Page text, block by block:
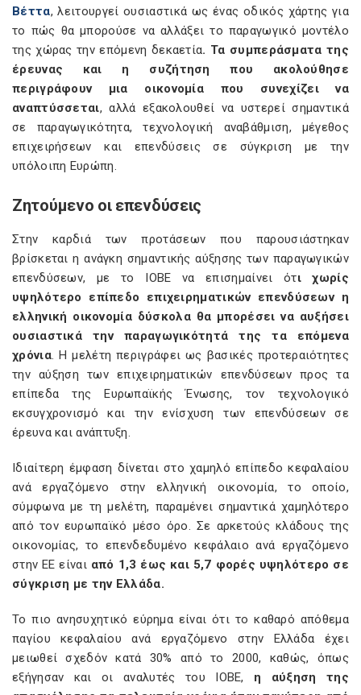
Βέττα, λειτουργεί ουσιαστικά ως ένας οδικός χάρτης για
το πώς θα μπορούσε να αλλάξει το παραγωγικό μοντέλο
της χώρας την επόμενη δεκαετία. Τα συμπεράσματα της
έρευνας και η συζήτηση που ακολούθησε
περιγράφουν μια οικονομία που συνεχίζει να
αναπτύσσεται, αλλά εξακολουθεί να υστερεί σημαντικά
σε παραγωγικότητα, τεχνολογική αναβάθμιση, μέγεθος
επιχειρήσεων και επενδύσεις σε σύγκριση με την
υπόλοιπη Ευρώπη.
Ζητούμενο οι επενδύσεις
Στην καρδιά των προτάσεων που παρουσιάστηκαν
βρίσκεται η ανάγκη σημαντικής αύξησης των παραγωγικών
επενδύσεων, με το ΙΟΒΕ να επισημαίνει ότι χωρίς
υψηλότερο επίπεδο επιχειρηματικών επενδύσεων η
ελληνική οικονομία δύσκολα θα μπορέσει να αυξήσει
ουσιαστικά την παραγωγικότητά της τα επόμενα
χρόνια. Η μελέτη περιγράφει ως βασικές προτεραιότητες
την αύξηση των επιχειρηματικών επενδύσεων προς τα
επίπεδα της Ευρωπαϊκής Ένωσης, τον τεχνολογικό
εκσυγχρονισμό και την ενίσχυση των επενδύσεων σε
έρευνα και ανάπτυξη.
Ιδιαίτερη έμφαση δίνεται στο χαμηλό επίπεδο κεφαλαίου
ανά εργαζόμενο στην ελληνική οικονομία, το οποίο,
σύμφωνα με τη μελέτη, παραμένει σημαντικά χαμηλότερο
από τον ευρωπαϊκό μέσο όρο. Σε αρκετούς κλάδους της
οικονομίας, το επενδεδυμένο κεφάλαιο ανά εργαζόμενο
στην ΕΕ είναιαπό 1,3 έως και 5,7 φορές υψηλότερο σε
σύγκριση με την Ελλάδα.
Το πιο ανησυχητικό εύρημα είναι ότι το καθαρό απόθεμα
παγίου κεφαλαίου ανά εργαζόμενο στην Ελλάδα έχει
μειωθεί σχεδόν κατά 30% από το 2000, καθώς, όπως
εξήγησαν και οι αναλυτές του ΙΟΒΕ, η αύξηση της